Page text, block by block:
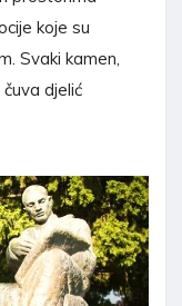
koje su
Svaki kamen,
djelić